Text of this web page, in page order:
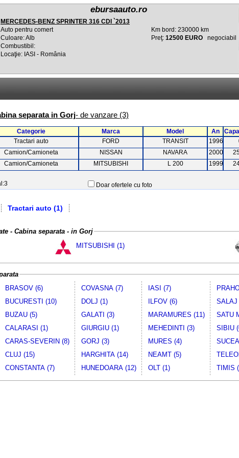
ebursaauto.ro
MERCEDES-BENZ SPRINTER 316 CDI `2013
Auto pentru comert
Culoare: Alb
Combustibil:
Locaţie: IASI - România
Km bord: 230000 km
Preţ: 12500 EURO negociabil
separata in Gorj- de vanzare (3)
Categorie Marca Model An
Tractari auto
FORD TRANSIT 1996
Camion/Camioneta
NISSAN NAVARA 2000
Camion/Camioneta
MITSUBISHI L 200 1999
Doar ofertele cu foto
Tractari auto (1)
- Cabina separata - in Gorj
MITSUBISHI (1)
BRASOV (6)
BUCURESTI (10)
BUZAU (5)
CALARASI (1)
CARAS-SEVERIN (8)
CLUJ (15)
CONSTANTA (7)
COVASNA (7)
DOLJ (1)
GALATI (3)
GIURGIU (1)
GORJ (3)
HARGHITA (14)
HUNEDOARA (12)
IASI (7)
ILFOV (6)
MARAMURES (11)
MEHEDINTI (3)
MURES (4)
NEAMT (5)
OLT (1)
SALAJ
SATU
SIBIU
TIMIS